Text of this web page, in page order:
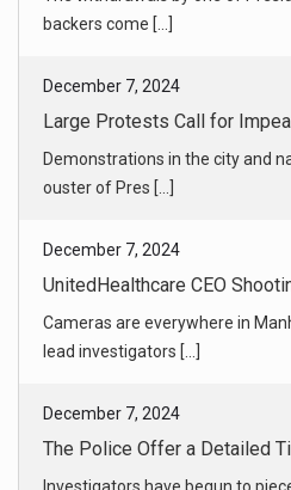
ouster of Pres [...]
December 7, 2024
UnitedHealthcare CEO
Cameras are everywhere in
lead investigators [...]
December 7, 2024
The Police Offer a Detailed
Investigators have begun to
man they b [...]
December 7, 2024
On These Apps, the Dark